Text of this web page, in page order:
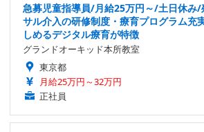
急募児童指導員/月給25万円～/土日休み
サル介入の研修制度・療育プログラム充
しめるデジタル療育が特徴
グランドオーキッド本所教室
東京都
月給25万円～32万円
正社員